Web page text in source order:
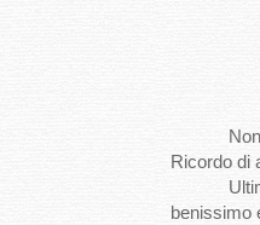
Non so
Ricordo di
benissimo